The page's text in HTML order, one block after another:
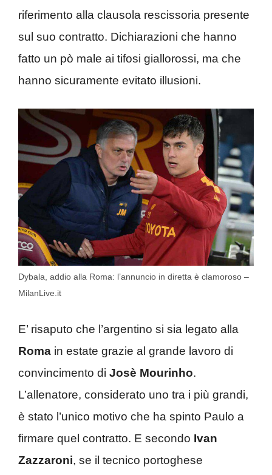
riferimento alla clausola rescissoria presente
sul suo contratto. Dichiarazioni che hanno
fatto un pò male ai tifosi giallorossi, ma che
hanno sicuramente evitato illusioni.
Dybala, addio alla Roma: l’annuncio in diretta è clamoroso –
MilanLive.it
E’ risaputo che l’argentino si sia legato alla
Roma in estate grazie al grande lavoro di
convincimento di Josè Mourinho.
L’allenatore, considerato uno tra i più grandi,
è stato l’unico motivo che ha spinto Paulo a
firmare quel contratto. E secondo Ivan
Zazzaroni, se il tecnico portoghese